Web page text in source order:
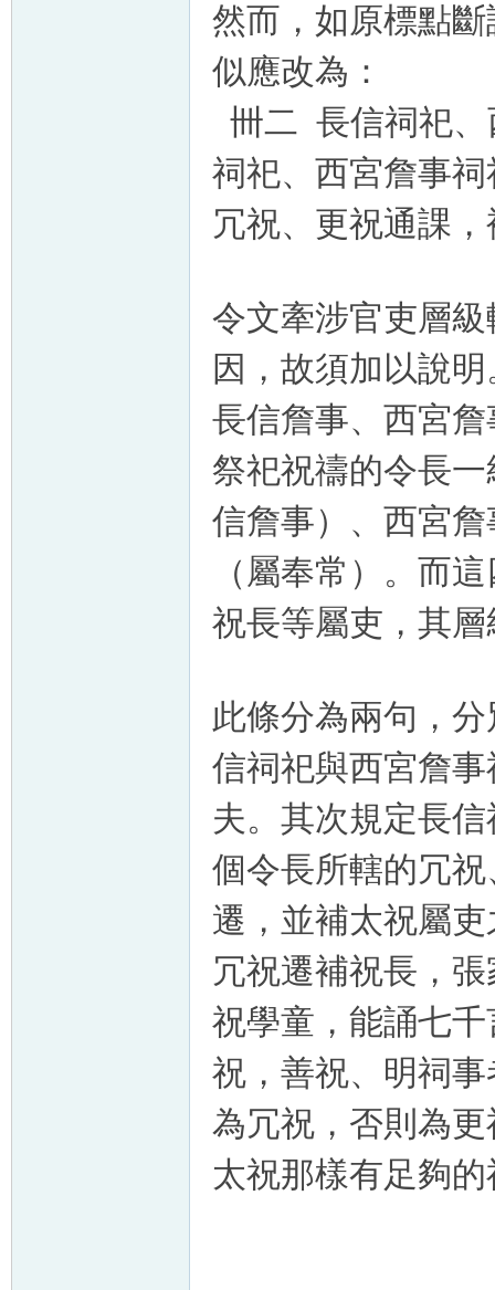
然而，如原標點
似應改為：
卌二 長信祠祀、
祠祀、西宮詹事
冗祝、更祝通課
令文牽涉官吏層
因，故須加以說
長信詹事、西宮
祭祀祝禱的令長
信詹事）、西宮
（屬奉常）。而
祝長等屬吏，其
此條分為兩句，
信祠祀與西宮詹
夫。其次規定長信
個令長所轄的冗
遷，並補太祝屬
冗祝遷補祝長，
祝學童，能誦七
祝，善祝、明祠
為冗祝，否則為
太祝那樣有足夠